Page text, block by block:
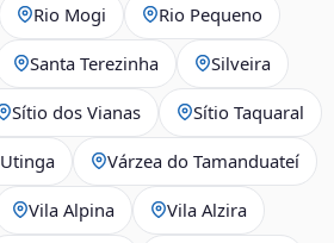
Rio Mogi Rio Pequeno
Santa Terezinha Silveira
Sítio dos Vianas Sítio Taquaral
Utinga Várzea do Tamanduateí
Vila Alpina Vila Alzira